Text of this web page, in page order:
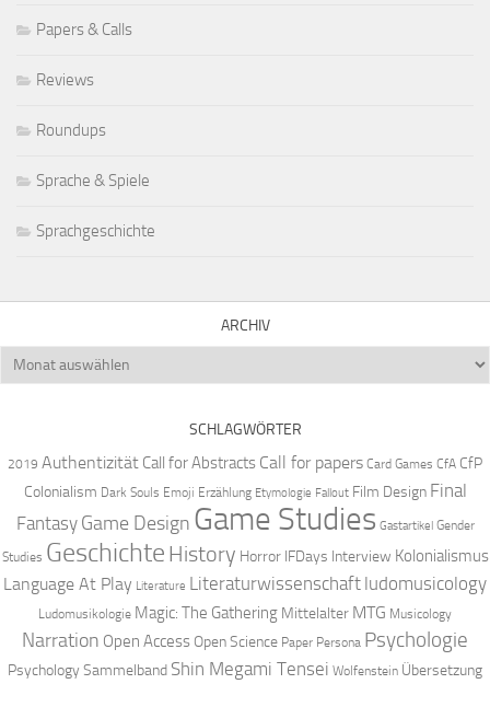
Papers & Calls
Reviews
Roundups
Sprache & Spiele
Sprachgeschichte
ARCHIV
Archiv
SCHLAGWÖRTER
2019 Authentizität Call for Abstracts Call for papers Card Games CfA CfP
Colonialism Dark Souls Emoji Erzählung Etymologie Fallout Film Design Final
Fantasy Game Design Game Studies Gastartikel Gender
Studies Geschichte History Horror IFDays Interview Kolonialismus
Language At Play Literature Literaturwissenschaft ludomusicology
Ludomusikologie Magic: The Gathering Mittelalter MTG Musicology
Narration Open Access Open Science Paper Persona Psychologie
PsychologySammelband Shin Megami Tensei Wolfenstein Übersetzung